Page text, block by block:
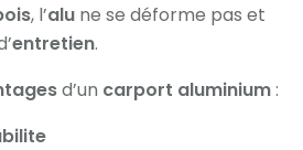
, l’alu ne se déforme pas et
entretien.
d’un carport aluminium: